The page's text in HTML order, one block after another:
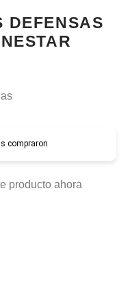
DEFENSAS
compraron
producto ahora